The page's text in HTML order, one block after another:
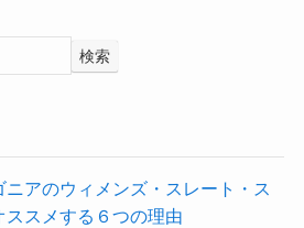
検索
アのウィメンズ・スレート・ス
スメする６つの理由